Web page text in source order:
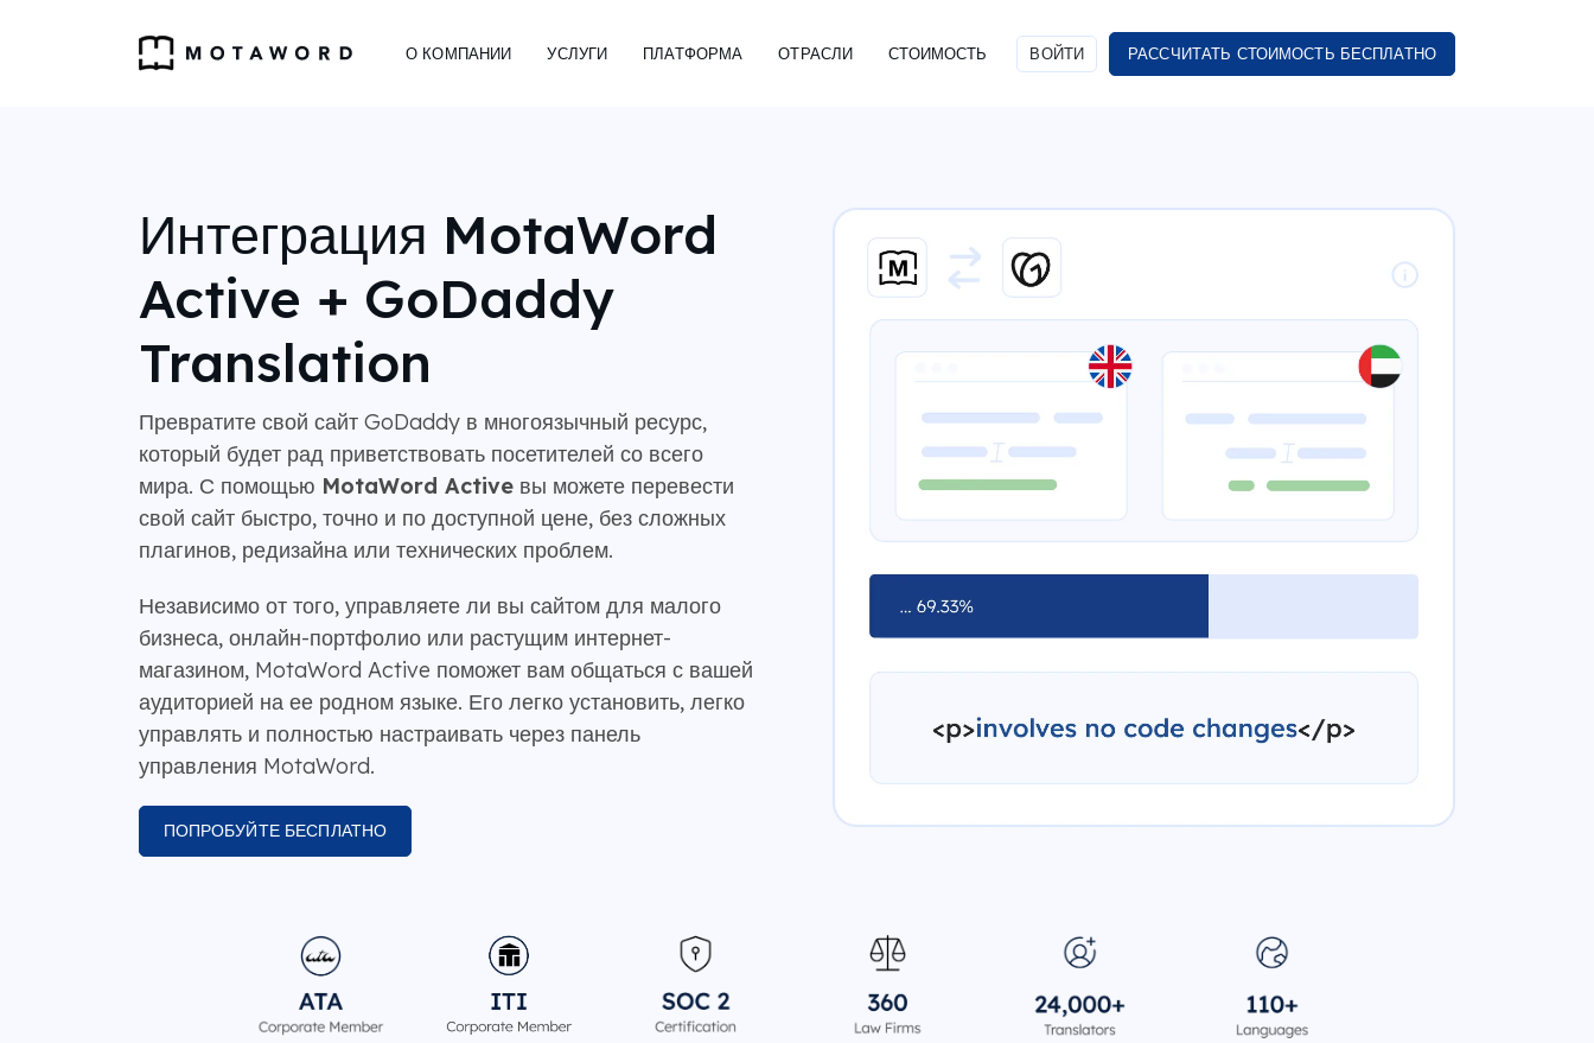
О КОМПАНИИ УСЛУГИ ПЛАТФОРМА ОТРАСЛИ СТОИМОСТЬ ВОЙТИ РАССЧИТАТЬ СТОИМОСТЬ БЕСПЛАТНО
Интеграция MotaWord
Active + GoDaddy
Translation
Превратите свой сайт GoDaddy в многоязычный ресурс,
который будет рад приветствовать посетителей со всего
мира. С помощью MotaWord Activeвы можете перевести
свой сайт быстро, точно и по доступной цене, без сложных
плагинов, редизайна или технических проблем.
Независимо от того, управляете ли вы сайтом для малого
бизнеса, онлайн-портфолио или растущим интернет-
магазином, MotaWord Active поможет вам общаться с вашей
аудиторией на ее родном языке. Его легко установить, легко
управлять и полностью настраивать через панель
управления MotaWord.
ПОПРОБУЙТЕ БЕСПЛАТНО